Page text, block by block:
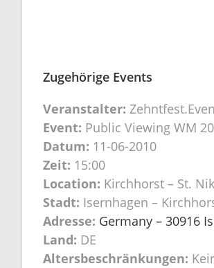
Zugehörige Events
Veranstalter:
Event: Public Viewing WM
Datum: 11-06-2010
Zeit: 15:00
Location: Kirchhorst – St.
Stadt: Isernhagen –
Adresse: Germany – 30916
Land: DE
Altersbeschränkungen: